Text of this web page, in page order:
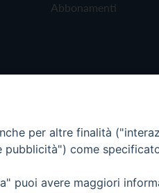
Abbonamenti
per altre finalità
pubblicità") come
puoi avere maggiori